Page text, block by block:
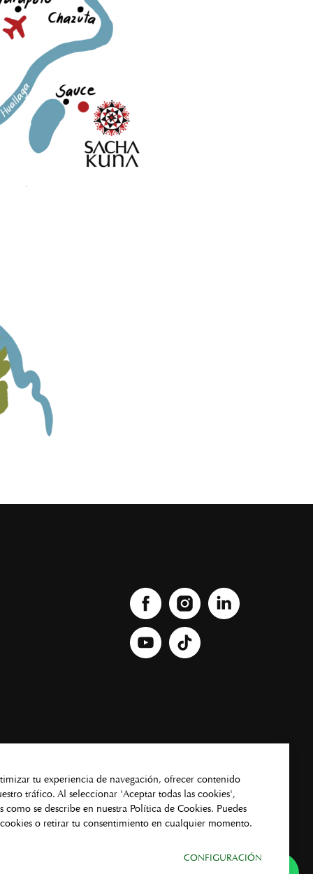
tu experiencia de navegación, ofrecer contenido
tráfico. Al seleccionar 'Aceptar todas las cookies',
como se describe en nuestra Política de Cookies. Puedes
o retirar tu consentimiento en cualquier momento.
CONFIGURACIÓN